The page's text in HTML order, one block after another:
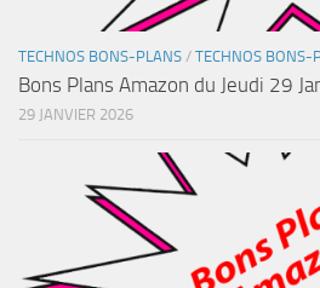
TECHNOS BONS-PLANS / TECHNOS BONS-
Bons Plans Amazon du Jeudi 29
29 JANVIER 2026